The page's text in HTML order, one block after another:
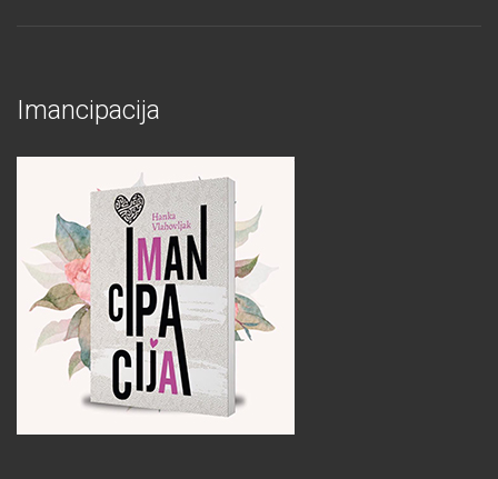
Imancipacija